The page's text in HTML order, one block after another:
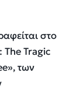
στο
The Tragic
των